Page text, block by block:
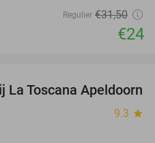
Regulier €31,50
€24
40%
La Toscana Apeldoorn
9.3 star